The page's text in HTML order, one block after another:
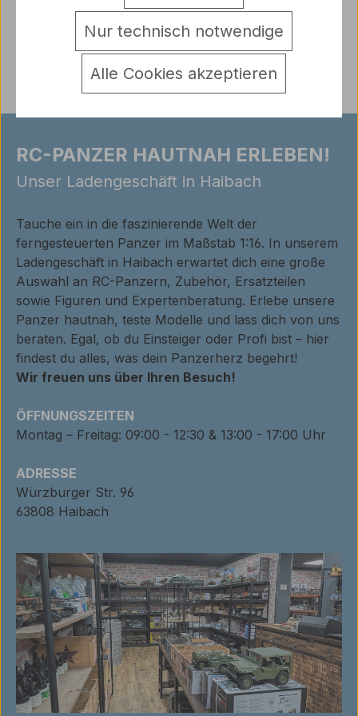
Warnhinweise
Bewertungen
RC-PANZER HAUTNAH ERLEBEN!
Unser Ladengeschäft in Haibach
Tauche ein in die faszinierende Welt der
ferngesteuerten Panzer im Maßstab 1:16. In unserem
Ladengeschäft in Haibach erwartet dich eine große
Auswahl an RC-Panzern, Zubehör, Ersatzteilen
sowie Figuren und Expertenberatung. Erlebe unsere
Panzer hautnah, teste Modelle und lass dich von uns
beraten. Egal, ob du Einsteiger oder Profi bist – hier
findest du alles, was dein Panzerherz begehrt!
Wir freuen uns über Ihren Besuch!
ÖFFNUNGSZEITEN
Montag – Freitag: 09:00 - 12:30 & 13:00 - 17:00 Uhr
ADRESSE
Würzburger Str. 96
63808 Haibach
Nur technisch notwendige
Alle Cookies akzeptieren